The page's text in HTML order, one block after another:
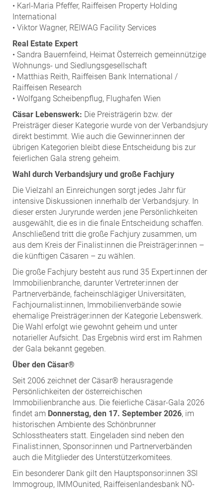
• Karl-Maria Pfeffer, Raiffeisen Property Holding
International
• Viktor Wagner, REIWAG Facility Services
Real Estate Expert
• Sandra Bauernfeind, Heimat Österreich gemeinnützige
Wohnungs- und Siedlungsgesellschaft
• Matthias Reith, Raiffeisen Bank International /
Raiffeisen Research
• Wolfgang Scheibenpflug, Flughafen Wien
Cäsar Lebenswerk: Die Preisträgerin bzw. der
Preisträger dieser Kategorie wurde von der Verbandsjury
direkt bestimmt. Wie auch die Gewinner:innen der
übrigen Kategorien bleibt diese Entscheidung bis zur
feierlichen Gala streng geheim.
Wahl durch Verbandsjury und große Fachjury
Die Vielzahl an Einreichungen sorgt jedes Jahr für
intensive Diskussionen innerhalb der Verbandsjury. In
dieser ersten Juryrunde werden jene Persönlichkeiten
ausgewählt, die es in die finale Entscheidung schaffen.
Anschließend tritt die große Fachjury zusammen, um
aus dem Kreis der Finalist:innen die Preisträger:innen –
die künftigen Cäsaren – zu wählen.
Die große Fachjury besteht aus rund 35 Expert:innen der
Immobilienbranche, darunter Vertreter:innen der
Partnerverbände, facheinschlägiger Universitäten,
Fachjournalist:innen, Immobilienverbände sowie
ehemalige Preisträger:innen der Kategorie Lebenswerk.
Die Wahl erfolgt wie gewohnt geheim und unter
notarieller Aufsicht. Das Ergebnis wird erst im Rahmen
der Gala bekannt gegeben.
Über den Cäsar®
Seit 2006 zeichnet der Cäsar® herausragende
Persönlichkeiten der österreichischen
Immobilienbranche aus. Die feierliche Cäsar-Gala 2026
findet am Donnerstag, den 17. September 2026, im
historischen Ambiente des Schönbrunner
Schlosstheaters statt. Eingeladen sind neben den
Finalist:innen, Sponsor:innen und Partnerverbänden
auch die Mitglieder des Unterstützerkomitees.
Ein besonderer Dank gilt den Hauptsponsor:innen 3SI
Immogroup, IMMOunited, Raiffeisenlandesbank NÖ-